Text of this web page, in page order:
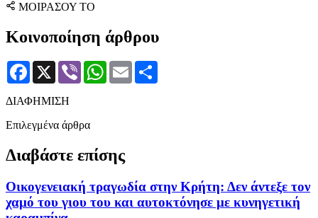
ΜΟΙΡΑΣΟΥ ΤΟ
Κοινοποίηση άρθρου
Facebook
X Viber WhatsApp
Email
ΔΙΑΦΗΜΙΣΗ
Επιλεγμένα άρθρα
Διαβάστε επίσης
Οικογενειακή τραγωδία στην Κρήτη: Δεν άντεξε τον
χαμό του γιου του και αυτοκτόνησε με κυνηγετική